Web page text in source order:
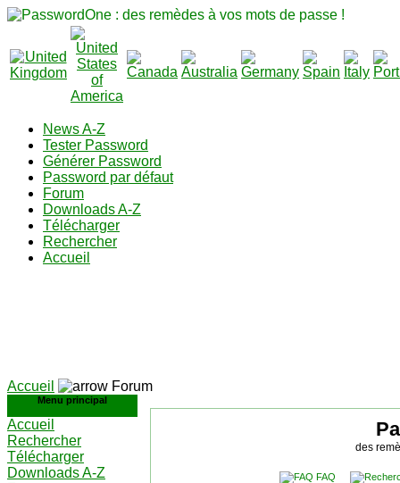
News A-Z
Tester Password
Générer Password
Password par défaut
Forum
Downloads A-Z
Télécharger
Rechercher
Accueil
Accueil Forum
Menu principal
Accueil
Rechercher
Télécharger
Downloads A-Z
des
FAQ